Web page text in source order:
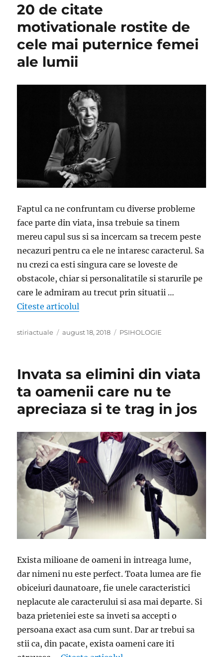
20 de citate
motivationale rostite de
cele mai puternice femei
ale lumii
Faptul ca ne confruntam cu diverse probleme
face parte din viata, insa trebuie sa tinem
mereu capul sus si sa incercam sa trecem peste
necazuri pentru ca ele ne intaresc caracterul. Sa
nu crezi ca esti singura care se loveste de
obstacole, chiar si personalitatile si starurile pe
care le admiram au trecut prin situatii …
Citeste articolul
Author
stiriactuale
Posted
august 18, 2018 Categories
PSIHOLOGIE
Invata sa elimini din viata
ta oamenii care nu te
apreciaza si te trag in jos
Exista milioane de oameni in intreaga lume,
dar nimeni nu este perfect. Toata lumea are fie
obiceiuri daunatoare, fie unele caracteristici
neplacute ale caracterului si asa mai departe. Si
baza prieteniei este sa inveti sa accepti o
persoana exact asa cum sunt. Dar ar trebui sa
stii ca, din pacate, exista oameni care iti